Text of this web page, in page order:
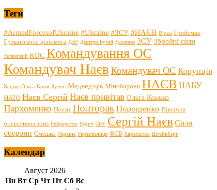
Теги
#ArmedForcesofUkraine #Ukraine #ЗСУ #НАЄВ Вірші Гройсман
Гуманітарна допомога ДБР Дмитро Бугай Доценко ЗСУ Збройні сили
Зеленский КОС Командування ОС
Командувач Наєв Командувач ОС Корупція
Коцько Ольга Крим Кучин Медведчук Міноборони НАЄВ НАБУ
НАТО Наєв Сергій Наєв привітав Ольга Коцько
Пархоменко Поезії Полторак Порошенко Північна
оперативна зона Рейдерство Рудич СБУ Сергій Наєв Сили
оборони Смешко Україна Укрзалізниця ФСБ Харахаліль Штейнберг
Календар
Август 2026
Пн Вт Ср Чт Пт Сб Вс